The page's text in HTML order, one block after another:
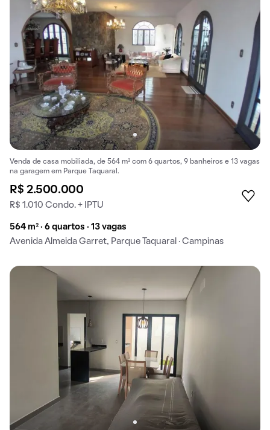
Venda de casa mobiliada, de 564 m² com 6 quartos, 9 banheiros e 13 vagas
na garagem em Parque Taquaral.
R$ 2.500.000
R$ 1.010 Condo. + IPTU
564 m² · 6 quartos · 13 vagas
Avenida Almeida Garret, Parque Taquaral · Campinas